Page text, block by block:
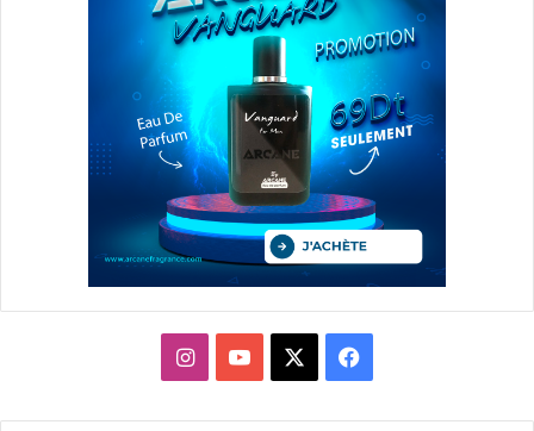
فيسبوك يوتيوبانستقرام